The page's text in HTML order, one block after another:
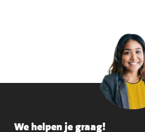
We helpen je graag!